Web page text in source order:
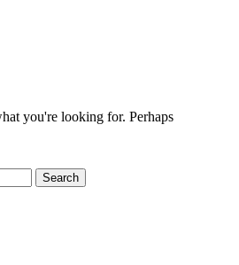
you're looking for. Perhaps